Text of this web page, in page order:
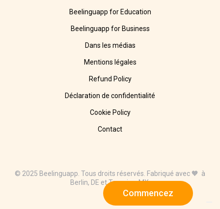
Commencez
Beelinguapp for Education
Beelinguapp for Business
Dans les médias
Mentions légales
Refund Policy
Déclaration de confidentialité
Cookie Policy
Contact
© 2025 Beelinguapp. Tous droits réservés. Fabriqué avec 🧡 à
Berlin, DE et Tampico, MX.